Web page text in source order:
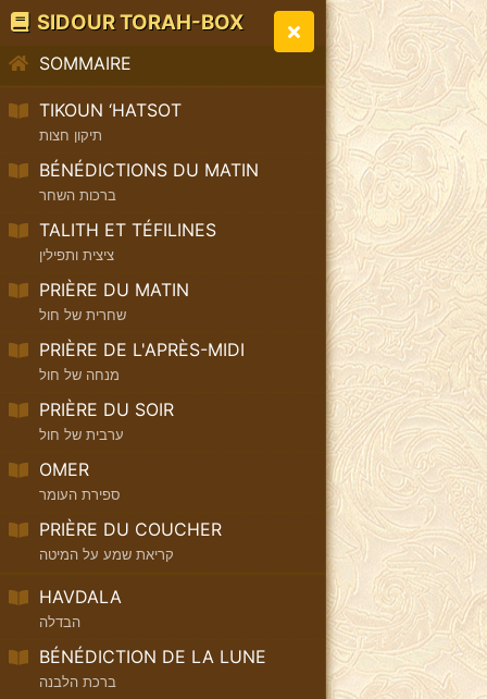
SIDOUR TORAH-BOX
SOMMAIRE
TIKOUN ‘HATSOT
תיקון חצות
BÉNÉDICTIONS DU MATIN
ברכות השחר
TALITH ET TÉFILINES
ציצית ותפילין
PRIÈRE DU MATIN
שחרית של חול
PRIÈRE DE L'APRÈS-MIDI
מנחה של חול
PRIÈRE DU SOIR
ערבית של חול
OMER
ספירת העומר
PRIÈRE DU COUCHER
קריאת שמע על המיטה
HAVDALA
הבדלה
BÉNÉDICTION DE LA LUNE
ברכת הלבנה